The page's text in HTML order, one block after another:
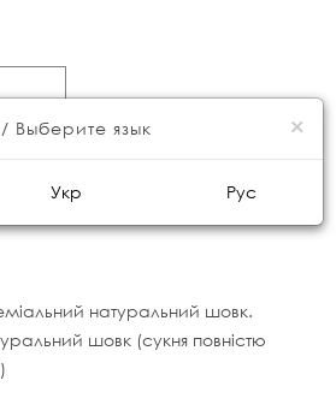
натуральний шовк.
шовк (сукня повністю
×
язык
Укр Рус